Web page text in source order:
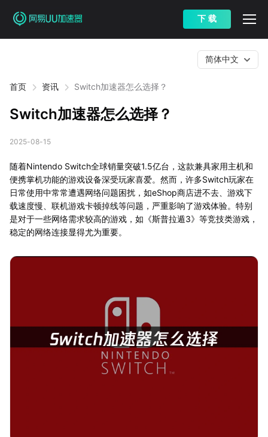
下 载
首页 资讯 Switch加速器怎么选择？
简体中文
Switch加速器怎么选择？
2025-08-15
随着Nintendo Switch全球销量突破1.5亿台，这款兼具家用主机和
便携掌机功能的游戏设备深受玩家喜爱。然而，许多Switch玩家在
日常使用中常常遭遇网络问题困扰，如eShop商店进不去、游戏下
载速度慢、联机游戏卡顿掉线等问题，严重影响了游戏体验。特别
是对于一些网络需求较高的游戏，如《斯普拉遁3》等竞技类游戏，
稳定的网络连接显得尤为重要。